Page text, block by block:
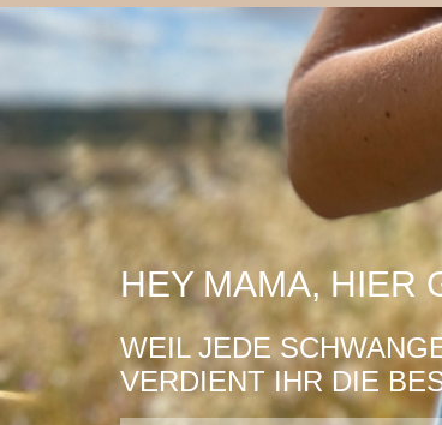
HEY MAMA, HIER
WEIL JEDE
VERDIENT IHR DIE